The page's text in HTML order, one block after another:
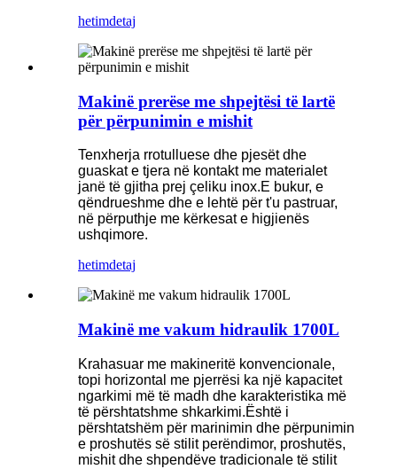
hetimdetaj
Makinë prerëse me shpejtësi të lartë
për përpunimin e mishit
Tenxherja rrotulluese dhe pjesët dhe
guaskat e tjera në kontakt me materialet
janë të gjitha prej çeliku inox.E bukur, e
qëndrueshme dhe e lehtë për t'u pastruar,
në përputhje me kërkesat e higjienës
ushqimore.
hetimdetaj
Makinë me vakum hidraulik 1700L
Krahasuar me makineritë konvencionale,
topi horizontal me pjerrësi ka një kapacitet
ngarkimi më të madh dhe karakteristika më
të përshtatshme shkarkimi.Është i
përshtatshëm për marinimin dhe përpunimin
e proshutës së stilit perëndimor, proshutës,
mishit dhe shpendëve tradicionale të stilit